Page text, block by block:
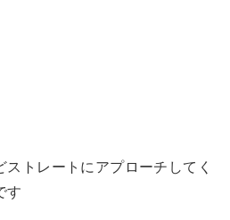
トレートにアプローチしてく
す